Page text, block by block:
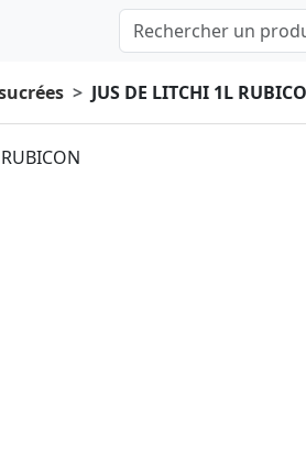
JUS DE LITCHI 1L